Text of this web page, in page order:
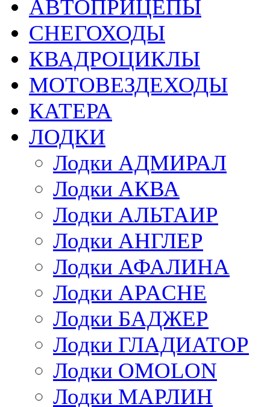
АВТОПРИЦЕПЫ
СНЕГОХОДЫ
КВАДРОЦИКЛЫ
МОТОВЕЗДЕХОДЫ
КАТЕРА
ЛОДКИ
Лодки АДМИРАЛ
Лодки АКВА
Лодки АЛЬТАИР
Лодки АНГЛЕР
Лодки АФАЛИНА
Лодки APACHE
Лодки БАДЖЕР
Лодки ГЛАДИАТОР
Лодки OMOLON
Лодки МАРЛИН